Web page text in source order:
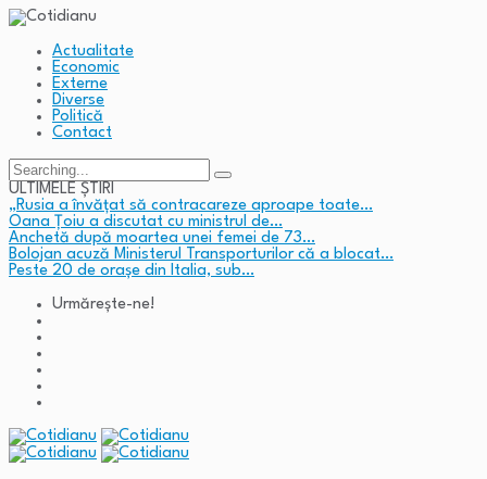
Actualitate
Economic
Externe
Diverse
Politică
Contact
Search
for:
ULTIMELE ȘTIRI
„Rusia a învățat să contracareze aproape toate…
Oana Țoiu a discutat cu ministrul de…
Anchetă după moartea unei femei de 73…
Bolojan acuză Ministerul Transporturilor că a blocat…
Peste 20 de orașe din Italia, sub…
Urmărește-ne!